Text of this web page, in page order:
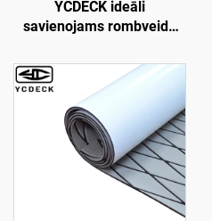
YCDECK ideāli
savienojams rombveida
loks kajakam, RV, jahtai,
baseinam, riteņbretkam,
skimbordei, pakāpienam